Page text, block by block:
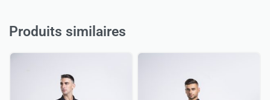
Produits similaires